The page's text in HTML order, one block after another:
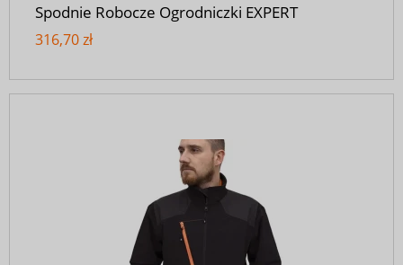
Spodnie Robocze Ogrodniczki EXPERT
316,70 zł